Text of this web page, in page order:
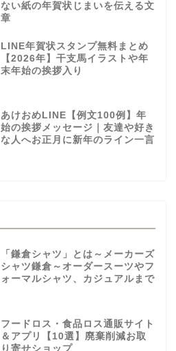
ない紙の年賀状じまいを伝える文
章
LINE年賀状スタンプ無料まとめ
【2026年】干支馬イラストや年
末年始の挨拶入り
あけおめLINE【例文100例】年
始の挨拶メッセージ｜友達や好き
な人へお正月に新年のライン一言
「鎌倉シャツ」とは～メーカーズ
シャツ鎌倉～オーダースーツやフ
ォーマルシャツ、カジュアルまで
フードロス・食品ロス通販サイト
＆アプリ【10選】廃棄削減お取
り寄せショップ